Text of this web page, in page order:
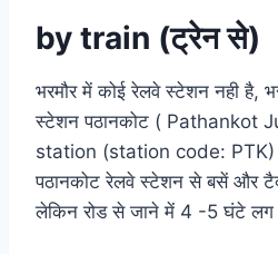
by train (ट्रेन से)
भरमौर में कोई रेलवे स्टेशन नही है,
स्टेशन पठानकोट ( Pathankot
station (station code: PTK)
पठानकोट रेलवे स्टेशन से बसें और
लेकिन रोड से जाने में 4 -5 घंटे लग